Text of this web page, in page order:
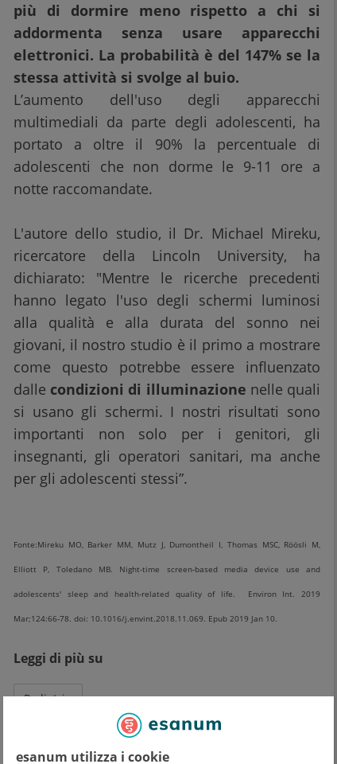
esanum utilizza i cookie
più di dormire meno rispetto a chi si
addormenta senza usare apparecchi
elettronici. La probabilità è del 147% se la
stessa attività si svolge al buio.
L’aumento dell'uso degli apparecchi
multimediali da parte degli adolescenti, ha
portato a oltre il 90% la percentuale di
adolescenti che non dorme le 9-11 ore a
notte raccomandate.
L'autore dello studio, il Dr. Michael Mireku,
ricercatore della Lincoln University, ha
dichiarato: "Mentre le ricerche precedenti
hanno legato l'uso degli schermi luminosi
alla qualità e alla durata del sonno nei
giovani, il nostro studio è il primo a mostrare
come questo potrebbe essere influenzato
dalle condizioni di illuminazione nelle quali
si usano gli schermi. I nostri risultati sono
importanti non solo per i genitori, gli
insegnanti, gli operatori sanitari, ma anche
per gli adolescenti stessi”.
Fonte:Mireku MO, Barker MM, Mutz J, Dumontheil I, Thomas MSC, Röösli M,
Elliott P, Toledano MB. Night-time screen-based media device use and
adolescents' sleep and health-related quality of life. Environ Int. 2019
Mar;124:66-78. doi: 10.1016/j.envint.2018.11.069. Epub 2019 Jan 10.
Leggi di più su
Pediatria
Dott.Amedeo Cutuli